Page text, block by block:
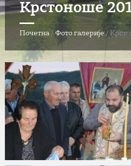
Крстоноше
Почетна /Фото галерије /